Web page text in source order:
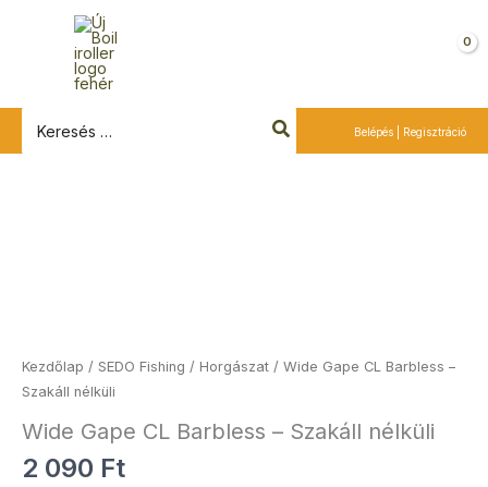
for:
Belépés | Regisztráció
Kezdőlap / SEDO Fishing / Horgászat / Wide Gape CL Barbless –
Szakáll nélküli
Wide Gape CL Barbless – Szakáll nélküli
2 090 Ft
nélküli
mennyiség